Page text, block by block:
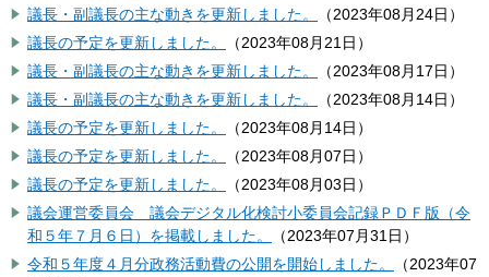
議長・副議長の主な動きを更新しました。
（2023年08月24日 ）
議長の予定を更新しました。
（2023年08月21日 ）
議長・副議長の主な動きを更新しました。
（2023年08月17日 ）
議長・副議長の主な動きを更新しました。
（2023年08月14日 ）
議長の予定を更新しました。
（2023年08月14日 ）
議長の予定を更新しました。
（2023年08月07日 ）
議長の予定を更新しました。
（2023年08月03日 ）
議会運営委員会 議会デジタル化検討小委員会記録ＰＤＦ版（令
和５年７月６日）を掲載しました。
（2023年07月31日 ）
令和５年度４月分政務活動費の公開を開始しました。
（2023年07